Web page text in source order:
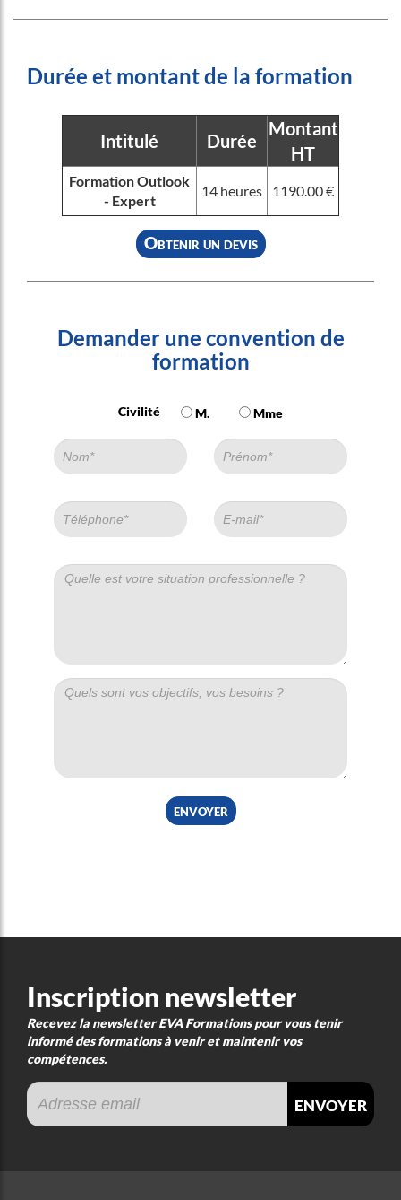
Durée et montant de la formation
Intitulé Durée
Montant
HT
Formation Outlook
- Expert
14 heures 1190.00 €
Obtenir un devis
Demander une convention de
formation
Civilité M. Mme
envoyer
Inscription newsletter
Recevez la newsletter EVA Formations pour vous tenir
informé des formations à venir et maintenir vos
compétences.
envoyer